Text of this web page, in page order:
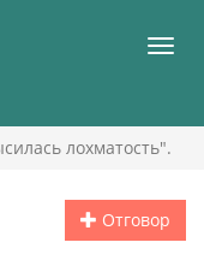
лохматость".
Отговор